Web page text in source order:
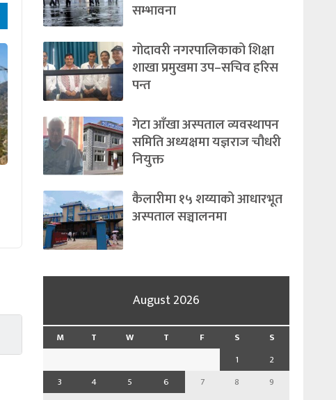
सम्भावना
गोदावरी नगरपालिकाको शिक्षा
शाखा प्रमुखमा उप–सचिव हरिस
पन्त
गेटा आँखा अस्पताल व्यवस्थापन
समिति अध्यक्षमा यज्ञराज चौधरी
नियुक्त
कैलारीमा १५ शय्याको आधारभूत
अस्पताल सञ्चालनमा
August 2026
M T W T F S
S
1
2
3
4 5 6 7 8
9